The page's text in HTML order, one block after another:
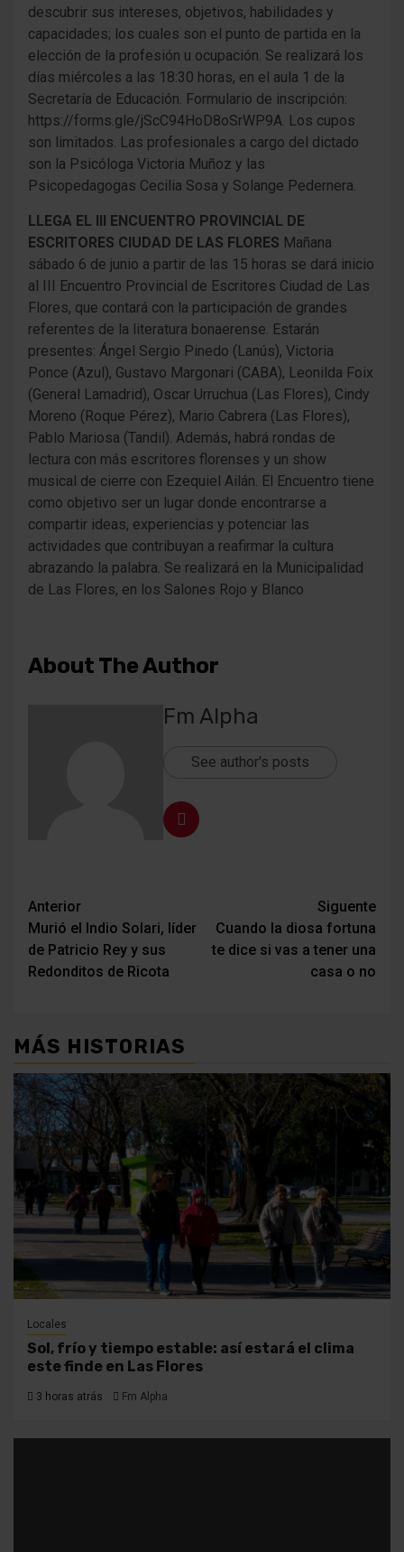
descubrir sus intereses, objetivos, habilidades y
capacidades; los cuales son el punto de partida en la
elección de la profesión u ocupación. Se realizará los
días miércoles a las 18:30 horas, en el aula 1 de la
Secretaría de Educación. Formulario de inscripción:
https://forms.gle/jScC94HoD8oSrWP9A. Los cupos
son limitados. Las profesionales a cargo del dictado
son la Psicóloga Victoria Muñoz y las
Psicopedagogas Cecilia Sosa y Solange Pedernera.
LLEGA EL III ENCUENTRO PROVINCIAL DE
ESCRITORES CIUDAD DE LAS FLORES Mañana
sábado 6 de junio a partir de las 15 horas se dará inicio
al III Encuentro Provincial de Escritores Ciudad de Las
Flores, que contará con la participación de grandes
referentes de la literatura bonaerense. Estarán
presentes: Ángel Sergio Pinedo (Lanús), Victoria
Ponce (Azul), Gustavo Margonari (CABA), Leonilda Foix
(General Lamadrid), Oscar Urruchua (Las Flores), Cindy
Moreno (Roque Pérez), Mario Cabrera (Las Flores),
Pablo Mariosa (Tandil). Además, habrá rondas de
lectura con más escritores florenses y un show
musical de cierre con Ezequiel Ailán. El Encuentro tiene
como objetivo ser un lugar donde encontrarse a
compartir ideas, experiencias y potenciar las
actividades que contribuyan a reafirmar la cultura
abrazando la palabra. Se realizará en la Municipalidad
de Las Flores, en los Salones Rojo y Blanco
About The Author
Fm Alpha
See author's posts
Navegación
de
entradas
Anterior
Murió el Indio Solari, líder
de Patricio Rey y sus
Redonditos de Ricota
Siguente
Cuando la diosa fortuna
te dice si vas a tener una
casa o no
MÁS HISTORIAS
Locales
Sol, frío y tiempo estable: así estará el clima
este finde en Las Flores
3 horas atrás Fm Alpha